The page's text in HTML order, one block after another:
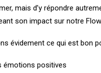
mais d’y répondre
son impact sur notre
évidement ce qui est bon
émotions positives